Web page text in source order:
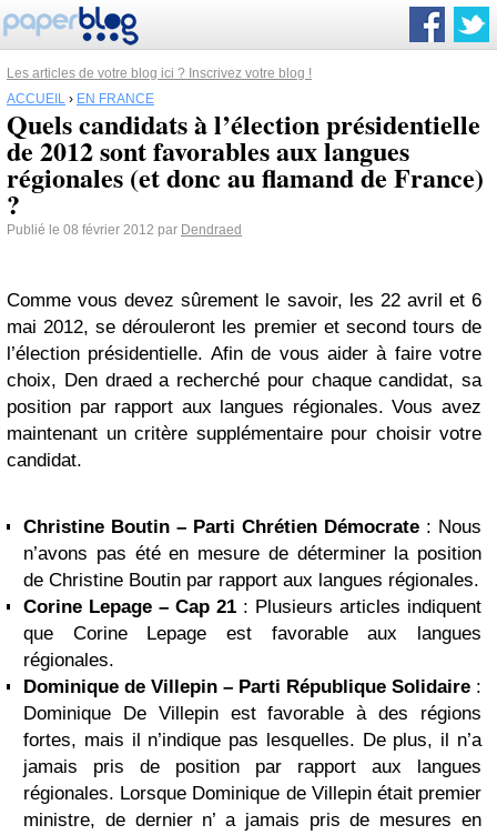
Les articles de votre blog ici ? Inscrivez votre blog !
ACCUEIL › EN FRANCE
Quels candidats à l’élection présidentielle
de 2012 sont favorables aux langues
régionales (et donc au flamand de France)
?
Publié le 08 février 2012 par Dendraed
Comme vous devez sûrement le savoir, les 22 avril et 6
mai 2012, se dérouleront les premier et second tours de
l’élection présidentielle. Afin de vous aider à faire votre
choix, Den draed a recherché pour chaque candidat, sa
position par rapport aux langues régionales. Vous avez
maintenant un critère supplémentaire pour choisir votre
candidat.
Christine Boutin – Parti Chrétien Démocrate : Nous
n’avons pas été en mesure de déterminer la position
de Christine Boutin par rapport aux langues régionales.
Corine Lepage – Cap 21 : Plusieurs articles indiquent
que Corine Lepage est favorable aux langues
régionales.
Dominique de Villepin – Parti République Solidaire :
Dominique De Villepin est favorable à des régions
fortes, mais il n’indique pas lesquelles. De plus, il n’a
jamais pris de position par rapport aux langues
régionales. Lorsque Dominique de Villepin était premier
ministre, de dernier n’ a jamais pris de mesures en